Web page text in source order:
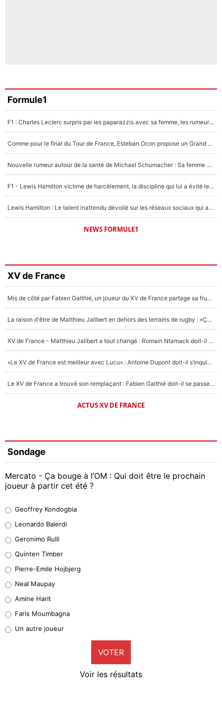
Formule1
F1 : Charles Leclerc surpris par les paparazzis avec sa femme, les rumeurs étaient vraies !
Comme pour le final du Tour de France, Esteban Ocon propose un Grand Prix de Formule 1 à Paris : «Autour de l’Arc de Triomphe, ce serait génial» !
Nouvelle rumeur autour de la santé de Michael Schumacher : Sa femme Corinna sort du silence
F1 - Lewis Hamilton victime de harcèlement, la discipline qui lui a évité le pire : «J'aurais probablement mal tourné»
Lewis Hamilton : Le talent inattendu dévoilé sur les réseaux sociaux qui a impressionné Kim Kardashian pendant leurs vacances en amoureux !
NEWS FORMULE1
XV de France
Mis de côté par Fabien Galthié, un joueur du XV de France partage sa frustration : «ils ne me l’ont pas dit tout de suite»
La raison d'être de Matthieu Jalibert en dehors des terrains de rugby : «Ça m'atteint autant que si tu touches à un membre de ma famille»
XV de France - Matthieu Jalibert a tout changé : Romain Ntamack doit-il s’inquiéter pour sa place à un an de la Coupe du monde ?
«Le XV de France est meilleur avec Lucu» : Antoine Dupont doit-il s’inquiéter pour sa place ?
Le XV de France a trouvé son remplaçant : Fabien Galthié doit-il se passer d'Antoine Dupont ?
ACTUS XV DE FRANCE
Sondage
Mercato - Ça bouge à l’OM : Qui doit être le prochain
joueur à partir cet été ?
38%
32%
4%
1%
9%
Geoffrey Kondogbia
Leonardo Balerdi
Geronimo Rulli
Quinten Timber
Pierre-Emile Hojbjerg
Neal Maupay
Amine Harit
Faris Moumbagna
Un autre joueur
VOTER
Voir les résultats